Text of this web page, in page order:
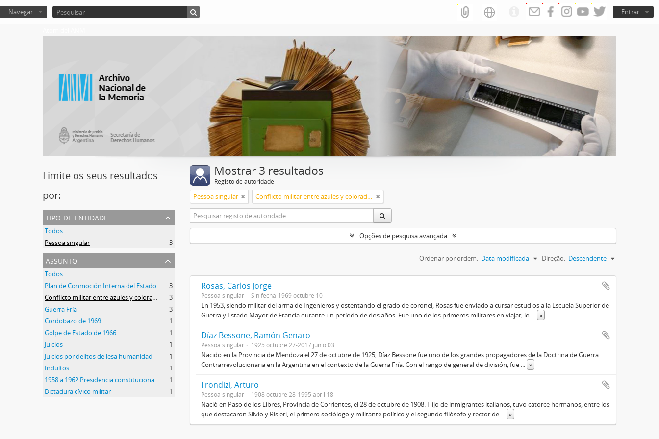
Entrar
Navegar
Limite os seus resultados
por:
tipo de entidade
Todos
Pessoa singular
3
assunto
Todos
Plan de Conmoción Interna del Estado
3
3
Guerra Fría
3
Cordobazo de 1969
1
Golpe de Estado de 1966
1
Juicios
1
Juicios por delitos de lesa humanidad
1
Indultos
1
1
Dictadura cívico militar
1
Mostrar 3 resultados
Registo de autoridade
Pessoa singular
Opções de pesquisa avançada
Ordenar por ordem: Data modificada Direção: Descendente
Rosas, Carlos Jorge
Pessoa singular Sin fecha-1969 octubre 10
En 1953, siendo militar del arma de Ingenieros y ostentando el grado de coronel, Rosas fue enviado a cursar estudios a la Escuela Superior de
Guerra y Estado Mayor de Francia durante un período de dos años. Fue uno de los primeros militares en viajar, lo
»
Díaz Bessone, Ramón Genaro
Pessoa singular 1925 octubre 27-2017 junio 03
Nacido en la Provincia de Mendoza el 27 de octubre de 1925, Díaz Bessone fue uno de los grandes propagadores de la Doctrina de Guerra
Contrarrevolucionaria en la Argentina en el contexto de la Guerra Fría. Con el rango de general de división, fue
»
Frondizi, Arturo
Pessoa singular 1908 octubre 28-1995 abril 18
Nació en Paso de los Libres, Provincia de Corrientes, el 28 de octubre de 1908. Hijo de inmigrantes italianos, tuvo catorce hermanos, entre los
que destacaron Silvio y Risieri, el primero sociólogo y militante político y el segundo filósofo y rector de
»